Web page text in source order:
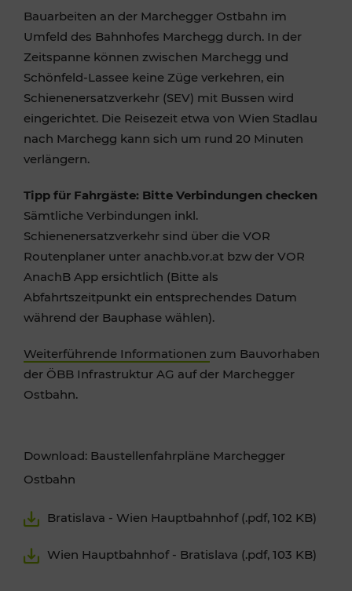
Bauarbeiten an der Marchegger Ostbahn im
Umfeld des Bahnhofes Marchegg durch. In der
Zeitspanne können zwischen Marchegg und
Schönfeld-Lassee keine Züge verkehren, ein
Schienenersatzverkehr (SEV) mit Bussen wird
eingerichtet. Die Reisezeit etwa von Wien Stadlau
nach Marchegg kann sich um rund 20 Minuten
verlängern.
Tipp für Fahrgäste: Bitte Verbindungen checken
Sämtliche Verbindungen inkl.
Schienenersatzverkehr sind über die VOR
Routenplaner unter anachb.vor.at bzw der VOR
AnachB App ersichtlich (Bitte als
Abfahrtszeitpunkt ein entsprechendes Datum
während der Bauphase wählen).
Weiterführende Informationen zum Bauvorhaben
der ÖBB Infrastruktur AG auf der Marchegger
Ostbahn.
Download: Baustellenfahrpläne Marchegger
Ostbahn
Bratislava - Wien Hauptbahnhof (.pdf, 102 KB)
Wien Hauptbahnhof - Bratislava (.pdf, 103 KB)